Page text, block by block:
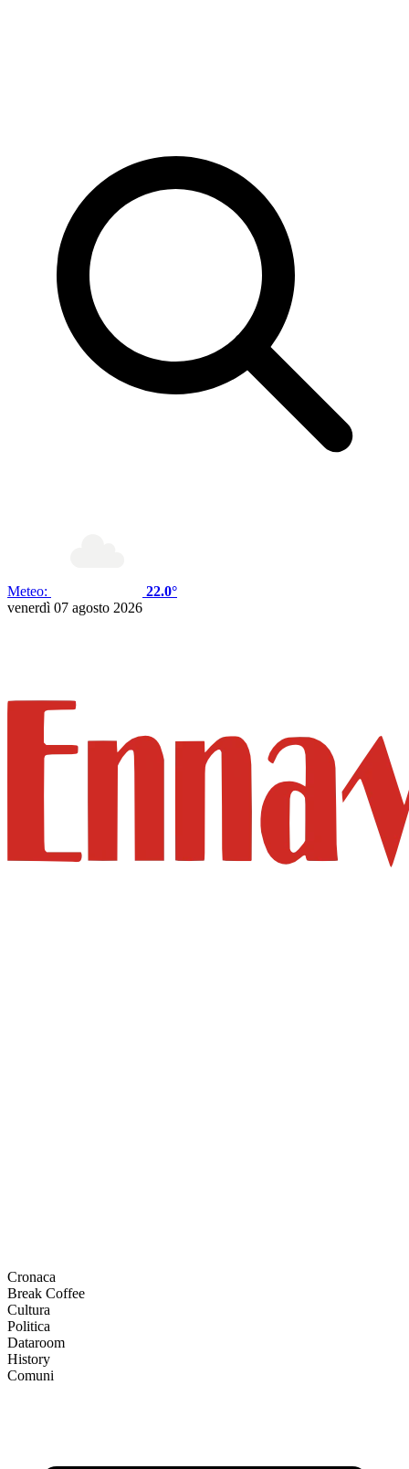
Meteo:
22.0°
venerdì 07 agosto 2026
Cronaca
Break Coffee
Cultura
Politica
Dataroom
History
Comuni